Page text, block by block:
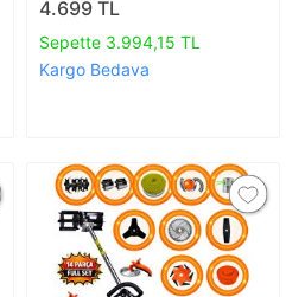
Tırpanteleskopik Uzatmalı
4.699 TL
Sepette 3.994,15 TL
Kargo Bedava